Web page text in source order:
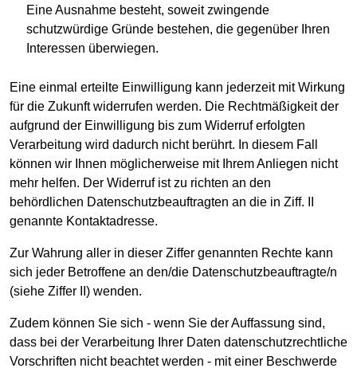
Eine Ausnahme besteht, soweit zwingende
schutzwürdige Gründe bestehen, die gegenüber Ihren
Interessen überwiegen.
Eine einmal erteilte Einwilligung kann jederzeit mit Wirkung
für die Zukunft widerrufen werden. Die Rechtmäßigkeit der
aufgrund der Einwilligung bis zum Widerruf erfolgten
Verarbeitung wird dadurch nicht berührt. In diesem Fall
können wir Ihnen möglicherweise mit Ihrem Anliegen nicht
mehr helfen. Der Widerruf ist zu richten an den
behördlichen Datenschutzbeauftragten an die in Ziff. II
genannte Kontaktadresse.
Zur Wahrung aller in dieser Ziffer genannten Rechte kann
sich jeder Betroffene an den/die Datenschutzbeauftragte/n
(siehe Ziffer II) wenden.
Zudem können Sie sich - wenn Sie der Auffassung sind,
dass bei der Verarbeitung Ihrer Daten datenschutzrechtliche
Vorschriften nicht beachtet werden - mit einer Beschwerde